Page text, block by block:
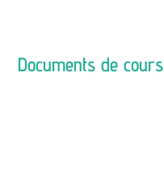
Documents de cours